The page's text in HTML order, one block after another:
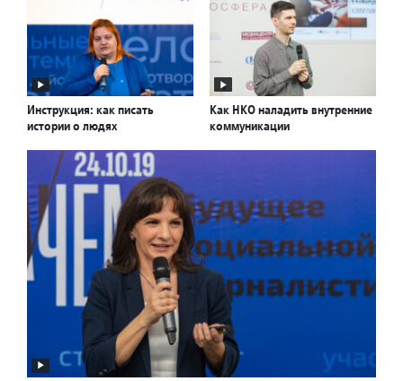
Инструкция: как писать
истории о людях
Как НКО наладить внутренние
коммуникации